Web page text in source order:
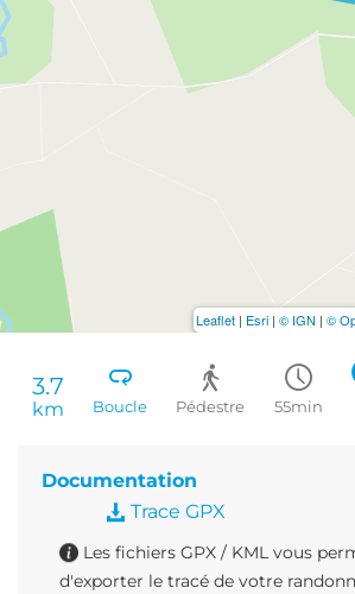
3.7
km Boucle Pédestre 55min
Documentation
Trace GPX
Les fichiers GPX / KML vous
d'exporter le tracé de votre
Leaflet | Esri | © IGN | ©